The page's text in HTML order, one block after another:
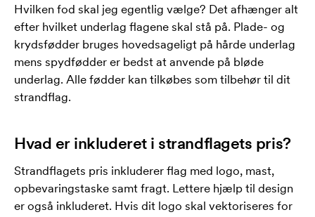
Hvilken fod skal jeg egentlig vælge? Det afhænger alt
efter hvilket underlag flagene skal stå på. Plade- og
krydsfødder bruges hovedsageligt på hårde underlag
mens spydfødder er bedst at anvende på bløde
underlag. Alle fødder kan tilkøbes som tilbehør til dit
strandflag.
Hvad er inkluderet i strandflagets pris?
Strandflagets pris inkluderer flag med logo, mast,
opbevaringstaske samt fragt. Lettere hjælp til design
er også inkluderet. Hvis dit logo skal vektoriseres for